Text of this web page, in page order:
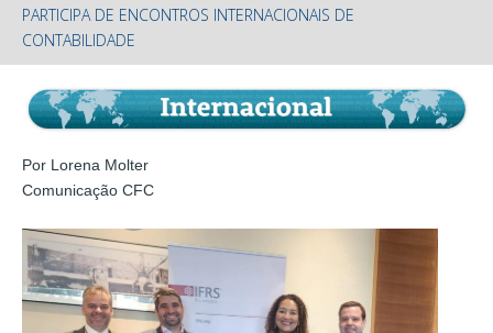
PARTICIPA DE ENCONTROS INTERNACIONAIS DE
CONTABILIDADE
Por Lorena Molter
Comunicação CFC